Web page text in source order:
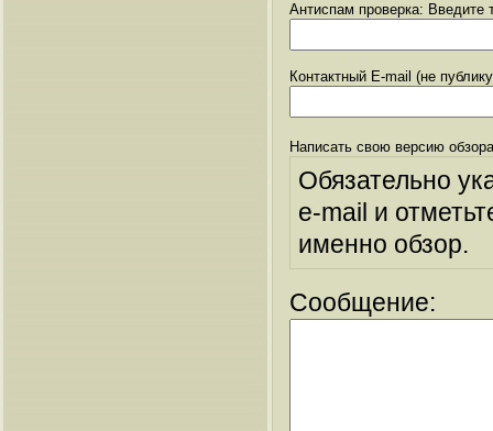
Антиспам проверка: Введите
Контактный E-mail (не
Написать свою версию
Обязательно
e-mail и
именно обзор.
Сообщение: